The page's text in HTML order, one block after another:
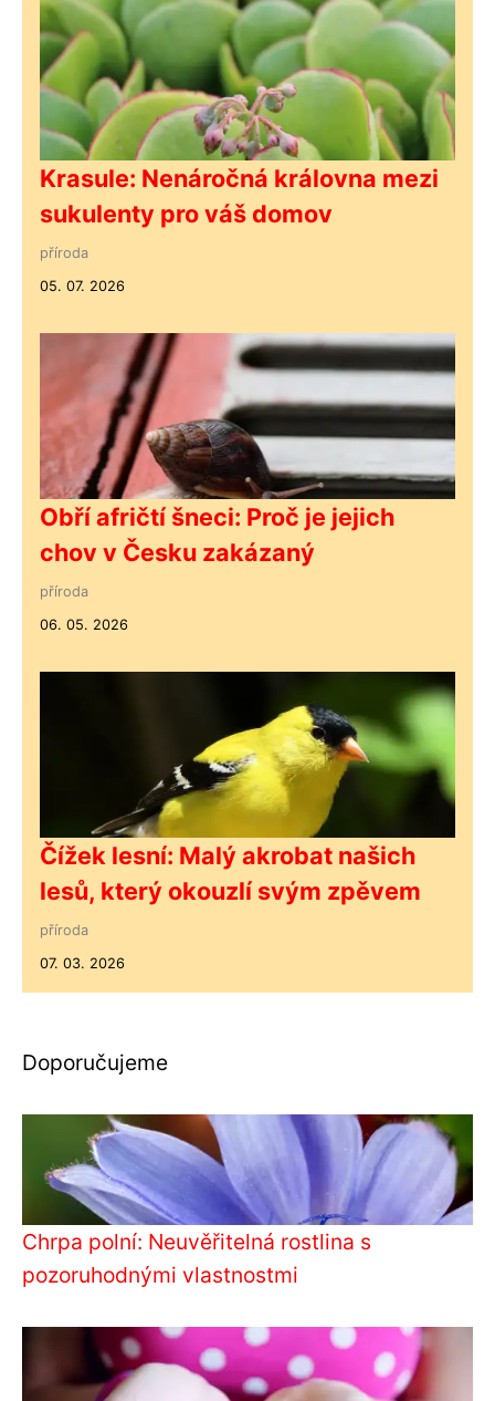
Krasule: Nenáročná královna mezi
sukulenty pro váš domov
příroda
05. 07. 2026
Obří afričtí šneci: Proč je jejich
chov v Česku zakázaný
příroda
06. 05. 2026
Čížek lesní: Malý akrobat našich
lesů, který okouzlí svým zpěvem
příroda
07. 03. 2026
Doporučujeme
Chrpa polní: Neuvěřitelná rostlina s
pozoruhodnými vlastnostmi